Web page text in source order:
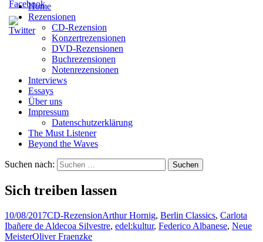
Home
Rezensionen
CD-Rezension
Konzertrezensionen
DVD-Rezensionen
Buchrezensionen
Notenrezensionen
Interviews
Essays
Über uns
Impressum
Datenschutzerklärung
The Must Listener
Beyond the Waves
Suchen nach:
Sich treiben lassen
10/08/2017CD-RezensionArthur Hornig, Berlin Classics, Carlota
Ibañere de Aldecoa Silvestre, edel:kultur, Federico Albanese, Neue
MeisterOliver Fraenzke